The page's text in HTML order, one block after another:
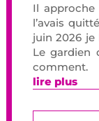
Il
l’avais
juin 2026
Le gardien
comment.
lire plus